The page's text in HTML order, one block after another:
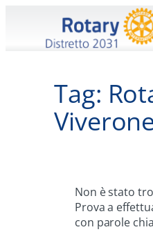
contenuto
Tag:
Non è stato
Prova a
con parole